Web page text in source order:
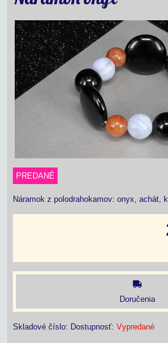
PREDANÉ
Náramok z polodrahokamov: onyx, achát,
Doručenia
Skladové číslo: Dostupnosť: Vypredané